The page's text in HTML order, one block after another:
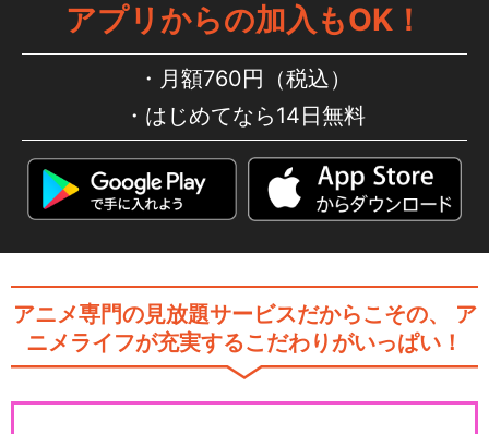
アプリからの加入もOK！
月額760円（税込）
はじめてなら14日無料
アニメ専門の見放題サービスだからこその、
ア
ニメライフが充実するこだわりがいっぱい！